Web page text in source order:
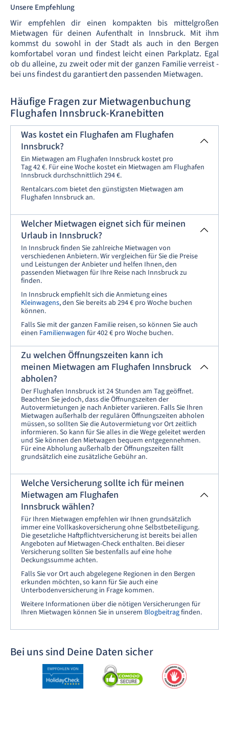
Unsere Empfehlung
Wir empfehlen dir einen kompakten bis mittelgroßen
Mietwagen für deinen Aufenthalt in Innsbruck. Mit ihm
kommst du sowohl in der Stadt als auch in den Bergen
komfortabel voran und findest leicht einen Parkplatz. Egal
ob du alleine, zu zweit oder mit der ganzen Familie verreist -
bei uns findest du garantiert den passenden Mietwagen.
Häufige Fragen zur Mietwagenbuchung
Flughafen Innsbruck-Kranebitten
Was kostet ein Flughafen am Flughafen
Innsbruck?
Ein Mietwagen am Flughafen Innsbruck kostet pro
Tag 42 €. Für eine Woche kostet ein Mietwagen am Flughafen
Innsbruck durchschnittlich 294 €.
Rentalcars.com bietet den günstigsten Mietwagen am
Flughafen Innsbruck an.
Welcher Mietwagen eignet sich für meinen
Urlaub in Innsbruck?
In Innsbruck finden Sie zahlreiche Mietwagen von
verschiedenen Anbietern. Wir vergleichen für Sie die Preise
und Leistungen der Anbieter und helfen Ihnen, den
passenden Mietwagen für Ihre Reise nach Innsbruck zu
finden.
In Innsbruck empfiehlt sich die Anmietung eines
Kleinwagens, den Sie bereits ab 294 € pro Woche buchen
können.
Falls Sie mit der ganzen Familie reisen, so können Sie auch
einen Familienwagen für 402 € pro Woche buchen.
Zu welchen Öffnungszeiten kann ich
meinen Mietwagen am Flughafen Innsbruck
abholen?
Der Flughafen Innsbruck ist 24 Stunden am Tag geöffnet.
Beachten Sie jedoch, dass die Öffnungszeiten der
Autovermietungen je nach Anbieter variieren. Falls Sie Ihren
Mietwagen außerhalb der regulären Öffnungszeiten abholen
müssen, so sollten Sie die Autovermietung vor Ort zeitlich
informieren. So kann für Sie alles in die Wege geleitet werden
und Sie können den Mietwagen bequem entgegennehmen.
Für eine Abholung außerhalb der Öffnungszeiten fällt
grundsätzlich eine zusätzliche Gebühr an.
Welche Versicherung sollte ich für meinen
Mietwagen am Flughafen
Innsbruck wählen?
Für Ihren Mietwagen empfehlen wir Ihnen grundsätzlich
immer eine Vollkaskoversicherung ohne Selbstbeteiligung.
Die gesetzliche Haftpflichtversicherung ist bereits bei allen
Angeboten auf Mietwagen-Check enthalten. Bei dieser
Versicherung sollten Sie bestenfalls auf eine hohe
Deckungssumme achten.
Falls Sie vor Ort auch abgelegene Regionen in den Bergen
erkunden möchten, so kann für Sie auch eine
Unterbodenversicherung in Frage kommen.
Weitere Informationen über die nötigen Versicherungen für
Ihren Mietwagen können Sie in unserem Blogbeitragfinden.
Bei uns sind Deine Daten sicher